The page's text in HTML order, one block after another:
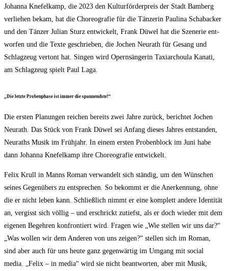
Johan­na Kne­fel­kamp, die 2023 den Kul­tur­för­der­preis der Stadt Bam­berg
ver­lie­hen bekam, hat die Cho­reo­gra­fie für die Tän­ze­rin Pau­li­na Scha­back­er
und den Tän­zer Juli­an Sturz ent­wi­ckelt, Frank Düwel hat die Sze­ne­rie ent­
wor­fen und die Tex­te geschrie­ben, die Jochen Neu­r­a­th für Gesang und
Schlag­zeug ver­tont hat. Sin­gen wird Opern­sän­ge­rin Taxi­ar­chou­la Kana­ti,
am Schlag­zeug spielt Paul Laga.
„Die letz­te Pro­ben­pha­se ist immer die spannendste!“
Die ers­ten Pla­nun­gen rei­chen bereits zwei Jah­re zurück, berich­tet Jochen
Neu­r­a­th. Das Stück von Frank Düwel sei Anfang die­ses Jah­res ent­stan­den,
Neu­r­a­ths Musik im Früh­jahr. In einem ers­ten Pro­ben­block im Juni habe
dann Johan­na Kne­fel­kamp ihre Cho­reo­gra­fie entwickelt.
Felix Krull in Manns Roman ver­wan­delt sich stän­dig, um den Wün­schen
sei­nes Gegen­übers zu ent­spre­chen. So bekommt er die Aner­ken­nung, ohne
die er nicht leben kann. Schließ­lich nimmt er eine kom­plett ande­re Iden­ti­tät
an, ver­gisst sich völ­lig – und erschrickt zutiefst, als er doch wie­der mit dem
eige­nen Begeh­ren kon­fron­tiert wird. Fra­gen wie „Wie stel­len wir uns dar?“
„Was wol­len wir dem Ande­ren von uns zei­gen?“ stel­len sich im Roman,
sind aber auch für uns heu­te ganz gegen­wär­tig im Umgang mit social
media. „Felix – in media“ wird sie nicht beant­wor­ten, aber mit Musik,